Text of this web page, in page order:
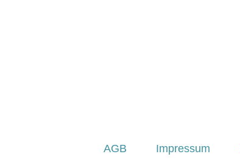
AGB Impressum